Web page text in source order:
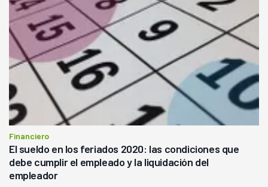
Financiero
El sueldo en los feriados 2020: las condiciones que
debe cumplir el empleado y la liquidación del
empleador